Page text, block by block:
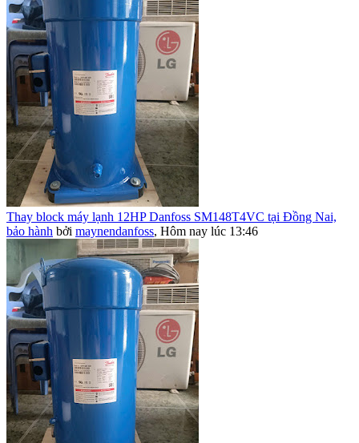
Thay block máy lạnh 12HP Danfoss SM148T4VC tại Đồng Nai,
bảo hành bởi maynendanfoss, Hôm nay lúc 13:46